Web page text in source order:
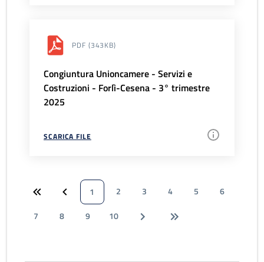
PDF (343KB)
Congiuntura Unioncamere - Servizi e
Costruzioni - Forlì-Cesena - 3° trimestre
2025
SCARICA FILE
1 2 3 4 5
6
7
8 9 10